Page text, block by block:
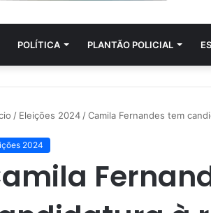
POLÍTICA PLANTÃO POLICIAL
/ Eleições 2024 /Camila Fernandes tem
2024